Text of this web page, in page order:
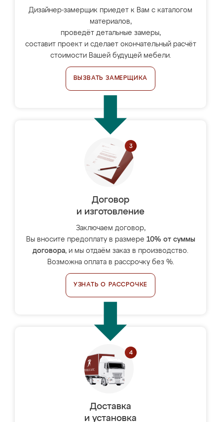
Дизайнер-замерщик приедет к Вам с каталогом
материалов,
проведёт детальные замеры,
составит проект и сделает окончательный расчёт
стоимости Вашей будущей мебели.
ВЫЗВАТЬ ЗАМЕРЩИКА
Договор
и изготовление
Заключаем договор,
Вы вносите предоплату в размере 10% от суммы
договора, и мы отдаём заказ в производство.
Возможна оплата в рассрочку без %.
УЗНАТЬ О РАССРОЧКЕ
Доставка
и установка